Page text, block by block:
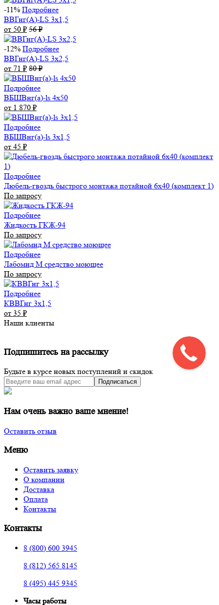
-11% Подробнее
ВВГнг(А)-LS 3х1,5
от 50 ₽ 56₽
-12% Подробнее
ВВГнг(А)-LS 3х2,5
от 71 ₽ 80₽
Подробнее
ВБШВнг(а)-ls 4x50
от 1 870 ₽
Подробнее
ВБШВнг(а)-ls 3х1,5
от 45 ₽
Подробнее
Дюбель-гвоздь быстрого монтажа потайной 6х40 (комплект 1)
По запросу
Подробнее
Жидкость ГКЖ-94
По запросу
Подробнее
Лабомид М средство моющее
По запросу
Подробнее
КВВГнг 3х1,5
от 35 ₽
Наши клиенты
Подпишитесь на рассылку
Будьте в курсе новых поступлений и скидок
Подписаться
Нам очень важно ваше мнение!
Оставить отзыв
Меню
Оставить заявку
О компании
Доставка
Оплата
Контакты
Контакты
8 (800) 600 3945
8 (812) 565 8145
8 (495) 445 9345
Часы работы